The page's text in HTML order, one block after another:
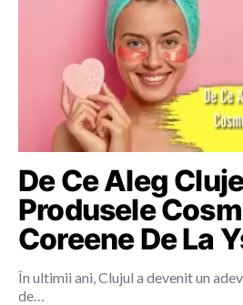
De Ce Aleg
Produsele
Coreene De La
În ultimii ani, Clujul a devenit un
de…